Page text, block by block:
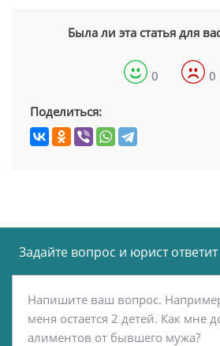
Была ли эта статья для
0 0
Поделиться:
Задайте вопрос и юрист